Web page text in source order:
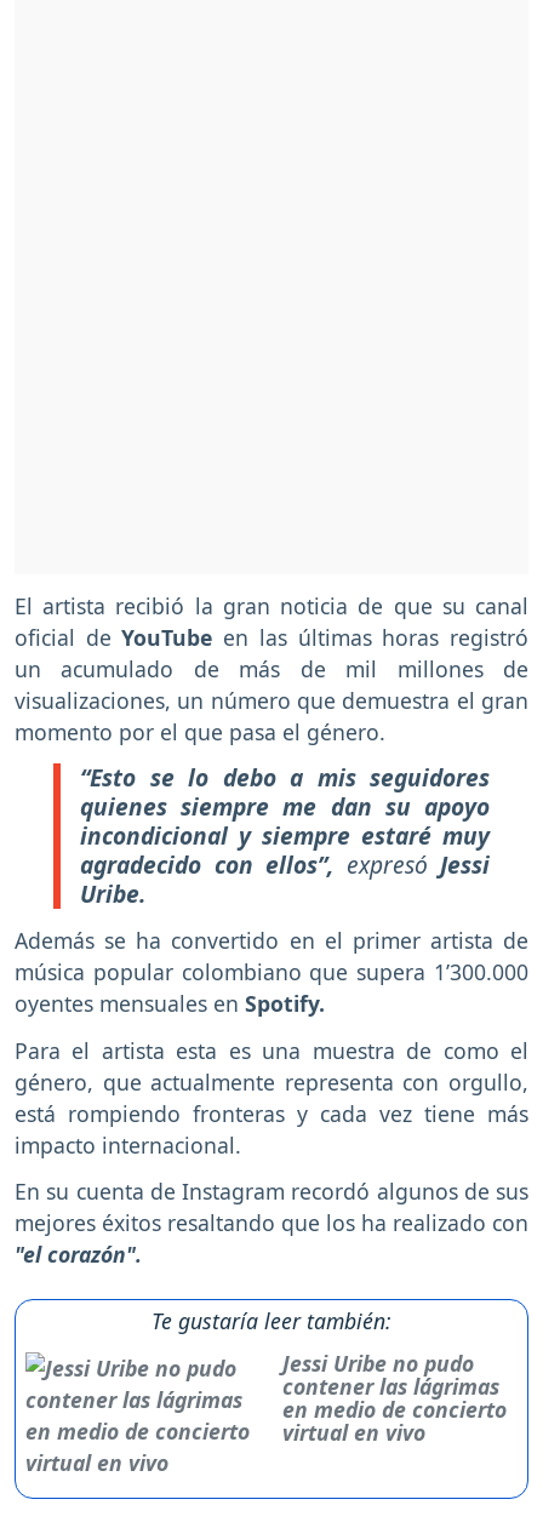
El artista recibió la gran noticia de que su canal
oficial deYouTube en las últimas horas registró
un acumulado de más de mil millones de
visualizaciones, un número que demuestra el gran
momento por el que pasa el género.
“Esto se lo debo a mis seguidores
quienes siempre me dan su apoyo
incondicional y siempre estaré muy
agradecido con ellos”, expresó Jessi
Uribe.
Además se ha convertido en el primer artista de
música popular colombiano que supera 1’300.000
oyentes mensuales en Spotify.
Para el artista esta es una muestra de como el
género, que actualmente representa con orgullo,
está rompiendo fronteras y cada vez tiene más
impacto internacional.
En su cuenta de Instagram recordó algunos de sus
mejores éxitos resaltando que los ha realizado con
"el corazón".
Te gustaría leer también:
Jessi Uribe no pudo
contener las lágrimas
en medio de concierto
virtual en vivo